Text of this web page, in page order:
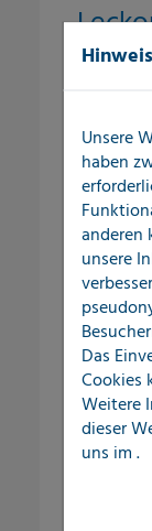
im
vor
Menge
Selbst
den
Unsere
haben
anderen
unsere
Das
Cookies
Weitere
dieser
uns im.